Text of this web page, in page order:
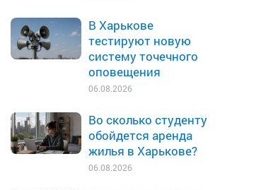
В Харькове
тестируют новую
систему точечного
оповещения
06.08.2026
Во сколько студенту
обойдется аренда
жилья в Харькове?
06.08.2026